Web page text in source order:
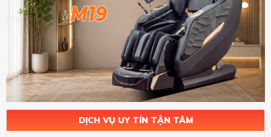
DỊCH VỤ UY TÍN TẬN TÂM